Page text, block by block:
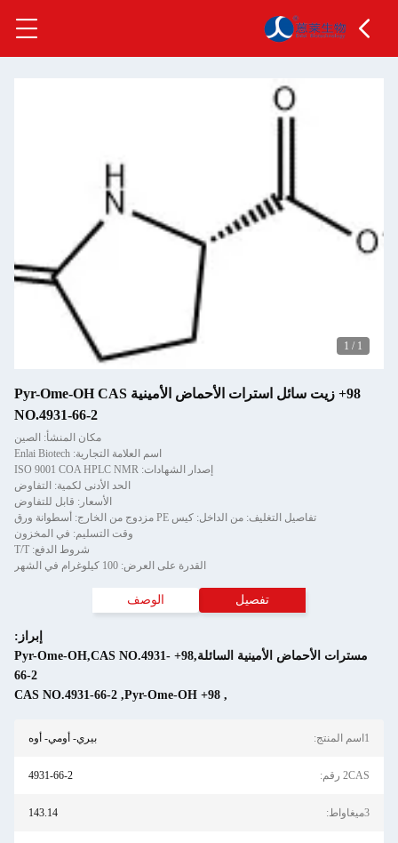
1
/
1
98+ زيت سائل استرات الأحماض الأمينية Pyr-Ome-OH CAS
NO.4931-66-2
مكان المنشأ: الصين
اسم العلامة التجارية: Enlai Biotech
إصدار الشهادات: ISO 9001 COA HPLC NMR
الحد الأدنى لكمية: التفاوض
الأسعار: قابل للتفاوض
تفاصيل التغليف: من الداخل: كيس PE مزدوج من الخارج: أسطوانة ورق
وقت التسليم: في المخزون
شروط الدفع: T/T
القدرة على العرض: 100 كيلوغرام في الشهر
تفصيل الوصف
إبراز:
مسترات الأحماض الأمينية السائلة,98+ Pyr-Ome-OH,CAS NO.4931-
66-2
,
98+ Pyr-Ome-OH
,
CAS NO.4931-66-2
1اسم المنتج: بيري- أومي- أوه
2CAS رقم: 4931-66-2
3ميغاواط: 143.14